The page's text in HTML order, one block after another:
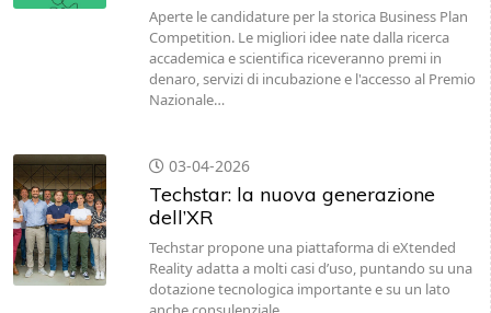
Aperte le candidature per la storica Business Plan
Competition. Le migliori idee nate dalla ricerca
accademica e scientifica riceveranno premi in
denaro, servizi di incubazione e l'accesso al Premio
Nazionale…
03-04-2026
Techstar: la nuova generazione
dell’XR
Techstar propone una piattaforma di eXtended
Reality adatta a molti casi d’uso, puntando su una
dotazione tecnologica importante e su un lato